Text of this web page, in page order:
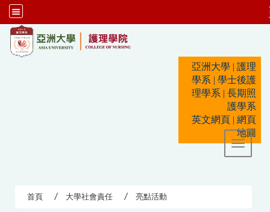
亞洲大學 | 護理
學系 | 學士後護
理學系 | 長期照
護學系
英文網頁 | 網頁
地圖
Toggle
首頁 大學社會責任 亮點活動